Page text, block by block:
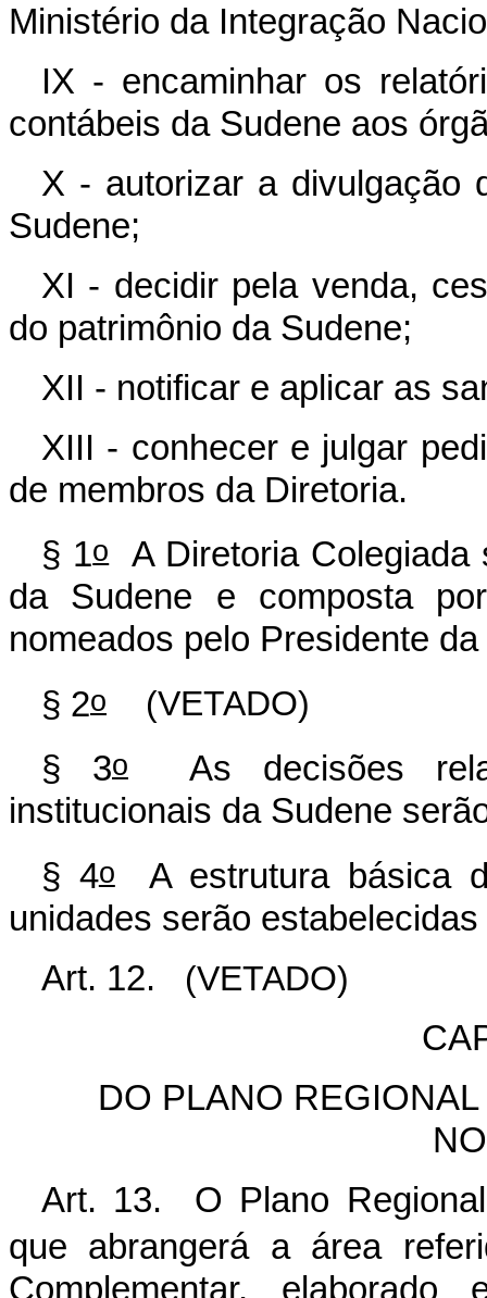
Ministério da Integração
IX - encaminhar os
contábeis da Sudene aos
X - autorizar a divulgação
Sudene;
XI - decidir pela venda,
do patrimônio da Sudene;
XII - notificar e aplicar as
XIII - conhecer e julgar
de membros da Diretoria.
§ 1oA Diretoria Colegiada
da Sudene e composta
nomeados pelo Presidente
§ 2o
(VETADO)
§ 3o
As decisões
institucionais da Sudene
§ 4oA estrutura básica
unidades serão
Art. 12.
(VETADO)
DO PLANO
Art. 13. O Plano
que abrangerá a área
Complementar,